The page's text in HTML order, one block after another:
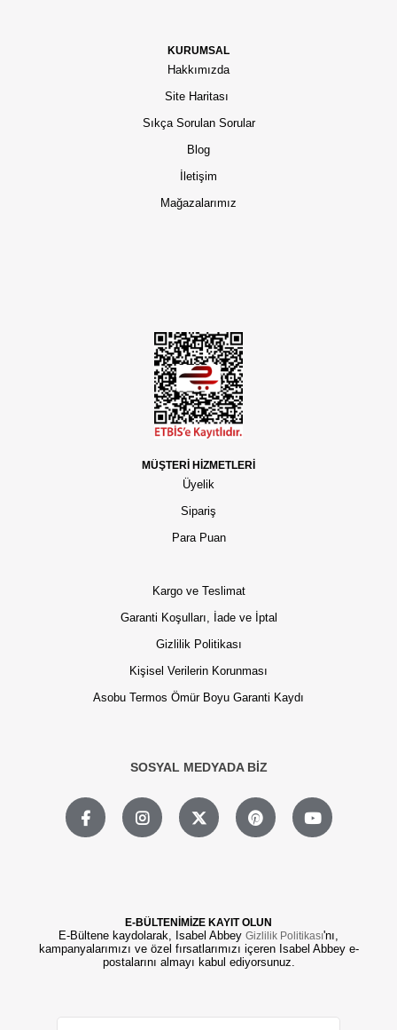
KURUMSAL
Hakkımızda
Site Haritası
Sıkça Sorulan Sorular
Blog
İletişim
Mağazalarımız
MÜŞTERİ HİZMETLERİ
Üyelik
Sipariş
Para Puan
Kargo ve Teslimat
Garanti Koşulları, İade ve İptal
Gizlilik Politikası
Kişisel Verilerin Korunması
Asobu Termos Ömür Boyu Garanti Kaydı
SOSYAL MEDYADA BİZ
E-BÜLTENİMİZE KAYIT OLUN
E-Bültene kaydolarak, Isabel Abbey Gizlilik Politikası'nı,
kampanyalarımızı ve özel fırsatlarımızı içeren Isabel Abbey e-
postalarını almayı kabul ediyorsunuz.